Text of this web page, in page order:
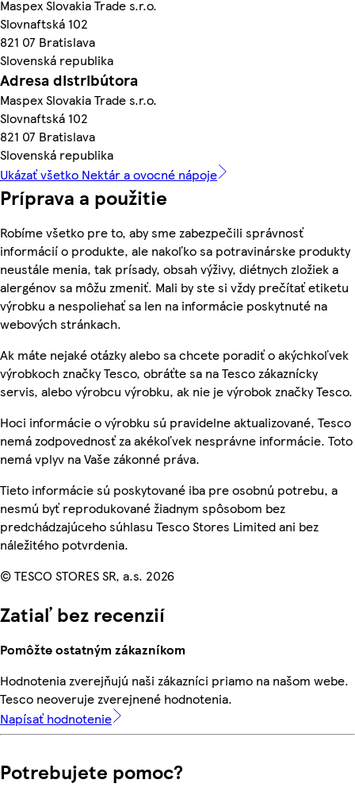
Maspex Slovakia Trade s.r.o.
Slovnaftská 102
821 07 Bratislava
Slovenská republika
Adresa distribútora
Maspex Slovakia Trade s.r.o.
Slovnaftská 102
821 07 Bratislava
Slovenská republika
Ukázať všetko Nektár a ovocné nápoje
Príprava a použitie
Robíme všetko pre to, aby sme zabezpečili správnosť
informácií o produkte, ale nakoľko sa potravinárske produkty
neustále menia, tak prísady, obsah výživy, diétnych zložiek a
alergénov sa môžu zmeniť. Mali by ste si vždy prečítať etiketu
výrobku a nespoliehať sa len na informácie poskytnuté na
webových stránkach.
Ak máte nejaké otázky alebo sa chcete poradiť o akýchkoľvek
výrobkoch značky Tesco, obráťte sa na Tesco zákaznícky
servis, alebo výrobcu výrobku, ak nie je výrobok značky Tesco.
Hoci informácie o výrobku sú pravidelne aktualizované, Tesco
nemá zodpovednosť za akékoľvek nesprávne informácie. Toto
nemá vplyv na Vaše zákonné práva.
Tieto informácie sú poskytované iba pre osobnú potrebu, a
nesmú byť reprodukované žiadnym spôsobom bez
predchádzajúceho súhlasu Tesco Stores Limited ani bez
náležitého potvrdenia.
© TESCO STORES SR, a.s. 2026
Zatiaľ bez recenzií
Pomôžte ostatným zákazníkom
Hodnotenia zverejňujú naši zákazníci priamo na našom webe.
Tesco neoveruje zverejnené hodnotenia.
Napísať hodnotenie
Potrebujete pomoc?